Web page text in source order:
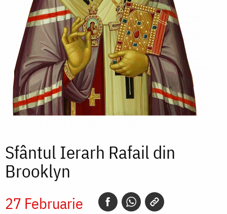
Sfântul Ierarh Rafail din
Brooklyn
27 Februarie